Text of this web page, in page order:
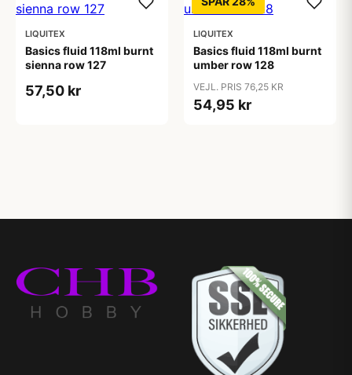
LIQUITEX
Basics fluid 118ml burnt
sienna row 127
57,50 kr
LIQUITEX
Basics fluid 118ml burnt
umber row 128
VEJL. PRIS 76,25 KR
54,95 kr